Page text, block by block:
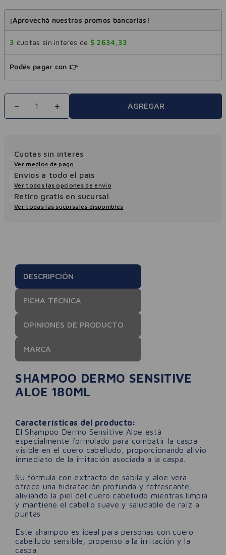
¡Aprovechá nuestras promos bancarias!
3 cuotas sin interés de $ 2634 ,33
Podés pagar con 👉
＋
－ AGREGAR
Cuotas sin interés
Ver medios de pago
Envios a todo el pais
Ver todos las opciones de envio
Retiro gratis en sucursal
Ver todas las sucursales disponibles
DESCRIPCIÓN
FICHA TÉCNICA
OPINIONES DE PRODUCTO
MARCA
SHAMPOO DERMO SENSITIVE
ALOE 180ML
Características del producto:
El Shampoo Dermo Sensitive Aloe está
especialmente formulado para combatir la caspa
visible en el cuero cabelludo, proporcionando alivio
inmediato de la irritación asociada a la caspa.
Su fórmula con extracto de sábila y aloe vera
ofrece una hidratación profunda y refrescante,
aliviando la piel del cuero cabelludo mientras limpia
y mantiene el cabello suave y saludable de raíz a
puntas.
Este shampoo es ideal para personas con cuero
cabelludo sensible, propenso a la irritación y la
caspa.